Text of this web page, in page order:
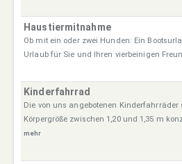
Haustiermitnahme
Ob mit ein oder zwei Hunden: Ein
Urlaub für Sie und Ihren vierbeinigen
Kinderfahrrad
Die von uns angebotenen
Körpergröße zwischen 1,20 und 1,35 m
mehr